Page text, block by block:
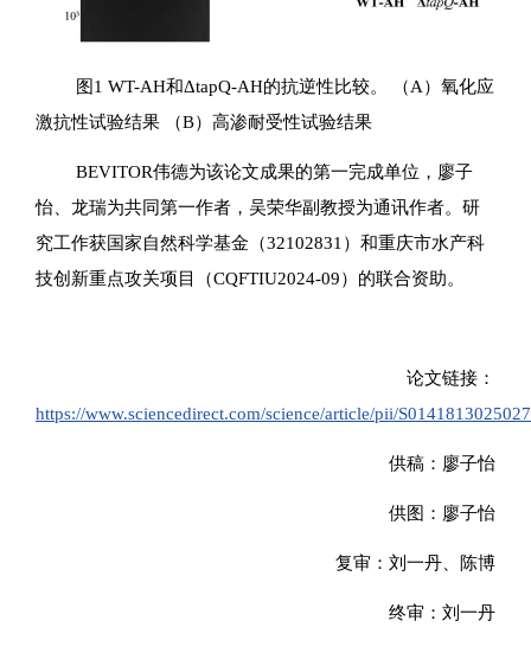
图1 WT-AH和ΔtapQ-AH的抗逆性比较。 （A）氧化应
激抗性试验结果 （B）高渗耐受性试验结果
BEVITOR伟德为该论文成果的第一完成单位，廖子
怡、龙瑞为共同第一作者，吴荣华副教授为通讯作者。研
究工作获国家自然科学基金（32102831）和重庆市水产科
技创新重点攻关项目（CQFTIU2024-09）的联合资助。
论文链接：
https://www.sciencedirect.com/science/article/pii/
供稿：廖子怡
供图：廖子怡
复审：刘一丹、陈博
终审：刘一丹